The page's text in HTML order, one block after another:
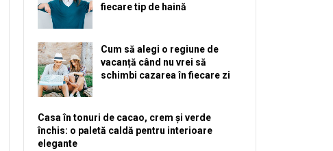
fiecare tip de haină
Cum să alegi o regiune de
vacanță când nu vrei să
schimbi cazarea în fiecare zi
Casa în tonuri de cacao, crem și verde
închis: o paletă caldă pentru interioare
elegante